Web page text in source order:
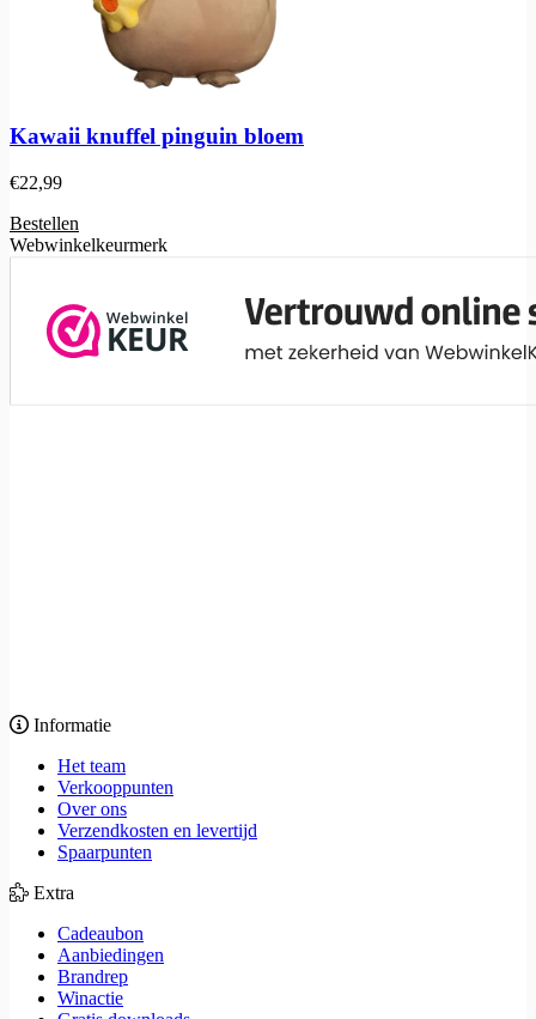
Kawaii knuffel pinguin bloem
€22,99
Bestellen
Webwinkelkeurmerk
Informatie
Het team
Verkooppunten
Over ons
Verzendkosten en levertijd
Spaarpunten
Extra
Cadeaubon
Aanbiedingen
Brandrep
Winactie